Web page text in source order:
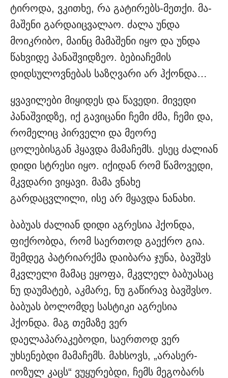
ტიროდა, ვკითხე, რა გატირებს-მეთქი. მა­
მაშენი გარდაიცვალაო. ძალა უნ­და
მოიკრიბო, მაინც მამაშენი იყო და უნდა
წახვიდე პანაშვიდზეო. ბებიაჩემის
დიდსულოვნებას საზღვარი არ ჰქონდა…
ყვავილები მიყიდეს და წავედი. მივედი
პანა­შვიდზე, იქ გავიცანი ჩემი ძმა, ჩე­მი და,
რომელიც პირველი და მე­ორე
ცოლებისგან ჰყავდა მამაჩემს. ესეც ძალიან
დიდი სტრესი იყო. იქიდან რომ წამოვედი,
მკვდარი ვიყავი. მამა ვნახე
გარდაცვლილი, ისე არ მყავდა ნანახი.
ბაბუას ძალიან დიდი აგრე­სია ჰქონდა,
ფიქრობდა, რომ სა­ერთოდ გაექრო გია.
შემდეგ პა­ტრიარქმა დაიბარა ჯუნა, ბავშვს
მკვლელი მამაც ეყოფა, მკვლელ ბაბუასაც
ნუ დაუმატებ, აკმარე, ნუ გაწირავ ბავშვსო.
ბაბუას ბოლომდე სასტიკი აგ­რესია
ჰქონდა. მაგ თემაზე ვერ
დაელაპარაკებოდი, საერთოდ ვერ
უხსენებდი მამაჩემს. მახსოვს, „არასერ­
იოზულ კაცს“ ვუყურებდი, ჩემს მეგობარს